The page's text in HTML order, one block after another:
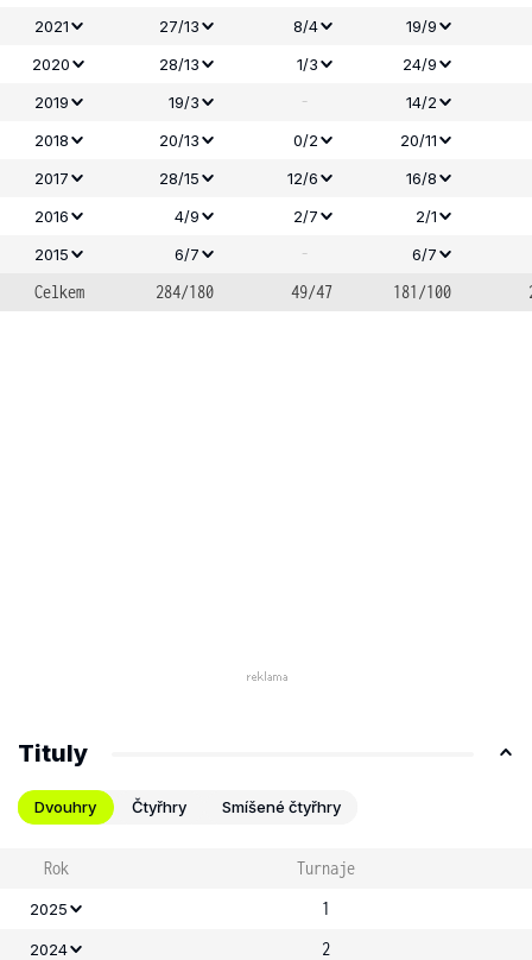
2021 27/13 8/4
19/9
2020
28/13 1/3
24/9
2019
19/3 -
14/2
2018
20/13 0/2
20/11
2017
28/15 12/6
16/8
2016
4/9 2/7
2/1
2015
6/7 - 6/7
Celkem 284/180 49/47 181/100
Tituly
Dvouhry Čtyřhry Smíšené čtyřhry
Rok Turnaje
2025 1
2024 2